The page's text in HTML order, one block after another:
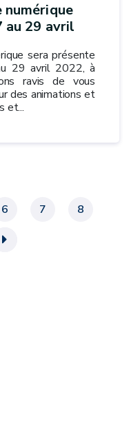
au 29 avril
sera présente
29 avril 2022, à
ravis de vous
des animations et
et...
6 7
8
»